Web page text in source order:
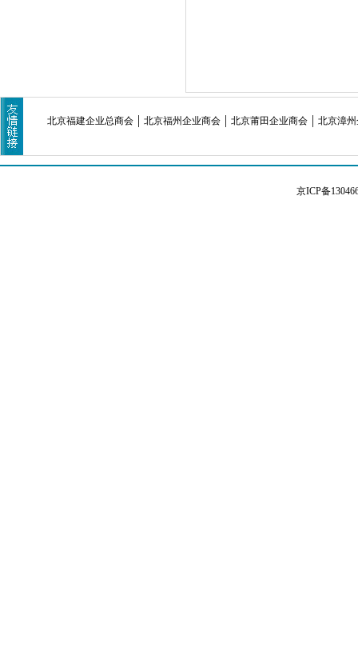
北京福建企业总商会 北京福州企业商会 北京莆田企业商会 北京漳
京ICP备